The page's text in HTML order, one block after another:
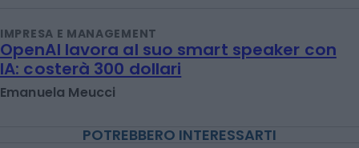
IMPRESA E MANAGEMENT
OpenAI lavora al suo smart speaker con
IA: costerà 300 dollari
Emanuela Meucci
POTREBBERO INTERESSARTI